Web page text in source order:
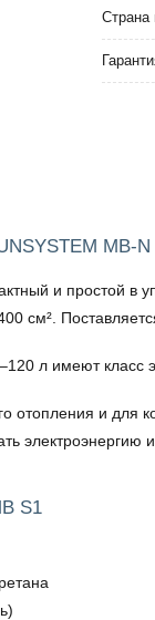
Страна
MB-
и простой в
см².
л имеют класс
отопления и
S1